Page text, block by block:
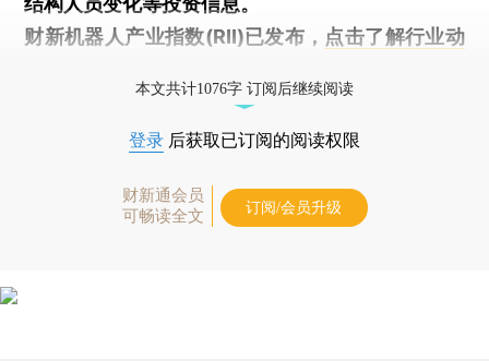
财新机器人产业指数(RII)已发布， 点击了解行业动
本文共计1076字 订阅后继续阅读
登录 后获取已订阅的阅读权限
财新通会员
可畅读全文
订阅/会员升级